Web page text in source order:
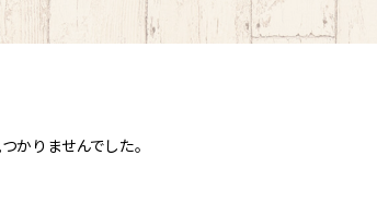
かりませんでした。